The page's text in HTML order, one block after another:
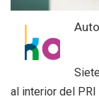
al interior del